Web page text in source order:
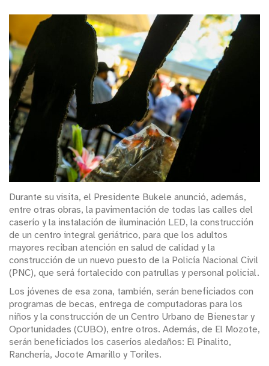
Durante su visita, el Presidente Bukele anunció, además,
entre otras obras, la pavimentación de todas las calles del
caserío y la instalación de iluminación LED, la construcción
de un centro integral geriátrico, para que los adultos
mayores reciban atención en salud de calidad y la
construcción de un nuevo puesto de la Policía Nacional Civil
(PNC), que será fortalecido con patrullas y personal policial.
Los jóvenes de esa zona, también, serán beneficiados con
programas de becas, entrega de computadoras para los
niños y la construcción de un Centro Urbano de Bienestar y
Oportunidades (CUBO), entre otros. Además, de El Mozote,
serán beneficiados los caseríos aledaños: El Pinalito,
Ranchería, Jocote Amarillo y Toriles.